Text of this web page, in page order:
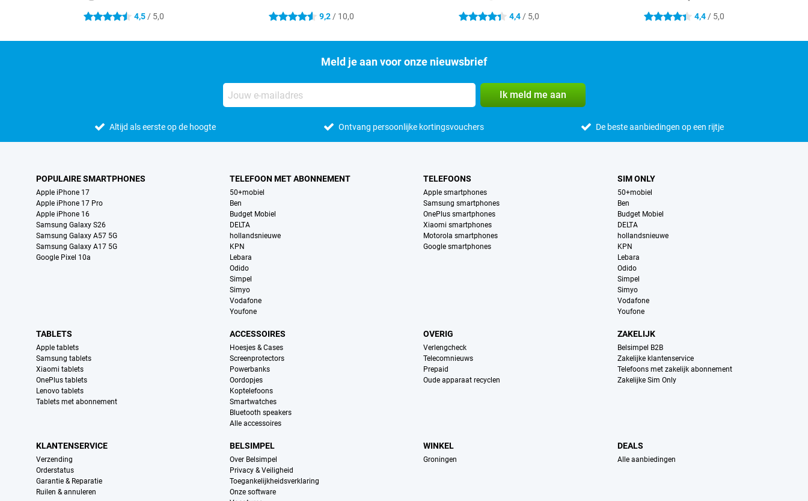
4.5 sterren 4,5/ 5,0 4.6 sterren 9,2/ 10,0 4.4 sterren 4,4 / 5,0 4.4 sterren 4,4 / 5,0
Meld je aan voor onze nieuwsbrief
Ik meld me aan
Altijd als eerste op de hoogte Ontvang persoonlijke kortingsvouchers De beste aanbiedingen op een rijtje
POPULAIRE SMARTPHONES
Apple iPhone 17
Apple iPhone 17 Pro
Apple iPhone 16
Samsung Galaxy S26
Samsung Galaxy A57 5G
Samsung Galaxy A17 5G
Google Pixel 10a
TELEFOON MET ABONNEMENT
50+mobiel
Ben
Budget Mobiel
DELTA
hollandsnieuwe
KPN
Lebara
Odido
Simpel
Simyo
Vodafone
Youfone
TELEFOONS
Apple smartphones
Samsung smartphones
OnePlus smartphones
Xiaomi smartphones
Motorola smartphones
Google smartphones
SIM ONLY
50+mobiel
Ben
Budget Mobiel
DELTA
hollandsnieuwe
KPN
Lebara
Odido
Simpel
Simyo
Vodafone
Youfone
TABLETS
Apple tablets
Samsung tablets
Xiaomi tablets
OnePlus tablets
Lenovo tablets
Tablets met abonnement
ACCESSOIRES
Hoesjes & Cases
Screenprotectors
Powerbanks
Oordopjes
Koptelefoons
Smartwatches
Bluetooth speakers
Alle accessoires
OVERIG
Verlengcheck
Telecomnieuws
Prepaid
Oude apparaat recyclen
ZAKELIJK
Belsimpel B2B
Zakelijke klantenservice
Telefoons met zakelijk abonnement
Zakelijke Sim Only
KLANTENSERVICE
Verzending
Orderstatus
Garantie & Reparatie
Ruilen & annuleren
BELSIMPEL
Over Belsimpel
Privacy & Veiligheid
Toegankelijkheidsverklaring
Onze software
WINKEL
Groningen
DEALS
Alle aanbiedingen